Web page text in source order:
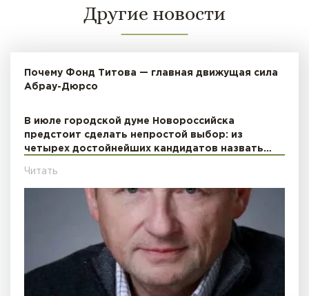
Другие новости
Почему Фонд Титова — главная движущая сила
Абрау-Дюрсо
В июле городской думе Новороссийска
предстоит сделать непростой выбор: из
четырех достойнейших кандидатов назвать…
Читать